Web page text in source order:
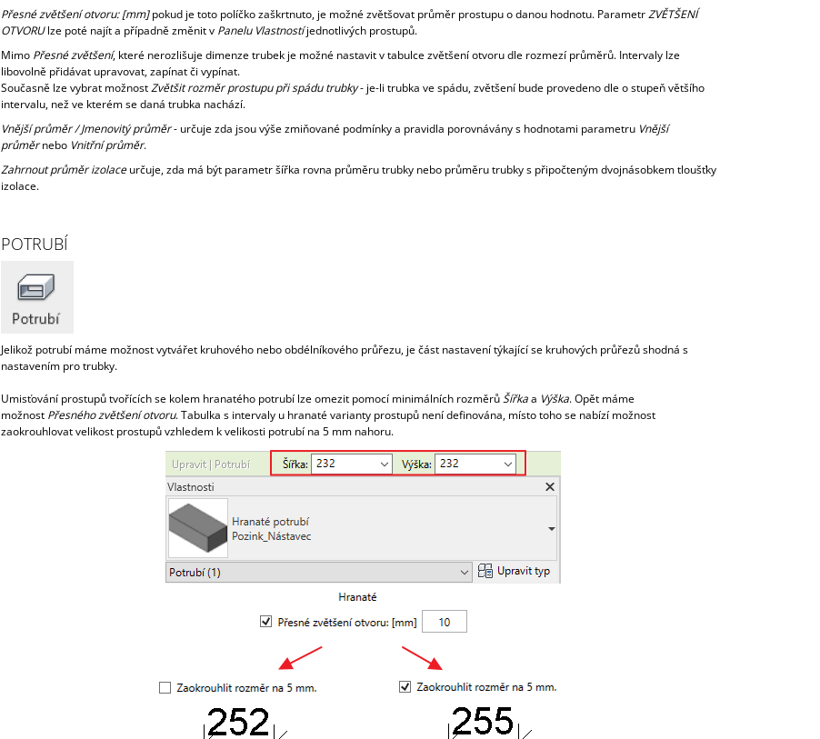
Přesné zvětšení otvoru: [mm] pokud je toto políčko zaškrtnuto, je možné zvětšovat průměr prostupu o danou hodnotu. ParametrZVĚTŠENÍ
OTVORU lze poté najít a případně změnit v Panelu Vlastností jednotlivých prostupů.
Mimo Přesné zvětšení, které nerozlišuje dimenze trubek je možné nastavit v tabulce zvětšení otvoru dle rozmezí průměrů. Intervaly lze
libovolně přidávat upravovat, zapínat či vypínat.
Současně lze vybrat možnostZvětšit rozměr prostupu při spádu trubky- je-li trubka ve spádu, zvětšení bude provedeno dle o stupeň většího
intervalu, než ve kterém se daná trubka nachází.
Vnější průměr / Jmenovitý průměr- určuje zda jsou výše zmiňované podmínky a pravidla porovnávány s hodnotami parametru Vnější
průměr nebo Vnitřní průměr.
Zahrnout průměr izolace určuje, zda má být parametr šířka rovna průměru trubky nebo průměru trubky s připočteným dvojnásobkem tloušťky
izolace.
POTRUBÍ
Jelikož potrubí máme možnost vytvářet kruhového nebo obdélníkového průřezu, je část nastavení týkající se kruhových průřezů shodná s
nastavením pro trubky.
Umisťování prostupů tvořících se kolem hranatého potrubí lze omezit pomocí minimálních rozměrůŠířkaa Výška. Opět máme
možnost Přesného zvětšení otvoru. Tabulka s intervaly u hranaté varianty prostupů není definována, místo toho se nabízí možnost
zaokrouhlovat velikost prostupů vzhledem k velikosti potrubí na 5 mm nahoru.